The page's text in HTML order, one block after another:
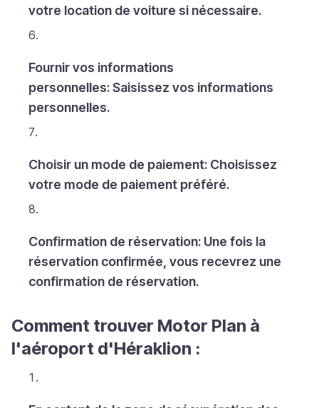
votre location de voiture si nécessaire.
Fournir vos informations
personnelles: Saisissez vos informations
personnelles.
Choisir un mode de paiement: Choisissez
votre mode de paiement préféré.
Confirmation de réservation: Une fois la
réservation confirmée, vous recevrez une
confirmation de réservation.
Comment trouver Motor Plan à
l'aéroport d'Héraklion :